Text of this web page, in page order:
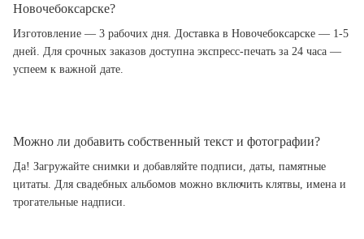
Новочебоксарске?
Изготовление — 3 рабочих дня. Доставка в Новочебоксарске — 1-5
дней. Для срочных заказов доступна экспресс-печать за 24 часа —
успеем к важной дате.
Можно ли добавить собственный текст и фотографии?
Да! Загружайте снимки и добавляйте подписи, даты, памятные
цитаты. Для свадебных альбомов можно включить клятвы, имена и
трогательные надписи.